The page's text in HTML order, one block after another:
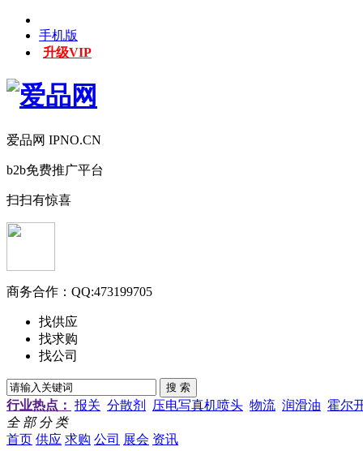
手机版
升级VIP
爱品网 IPNO.CN
b2b免费推广平台
扫扫有惊喜
商务合作： QQ:473199705
找供应
找求购
找公司
行业热点： 报关 分散剂 压电写真机喷头 物流 润滑油 霍尔
全 部 分 类
首页 供应 求购 公司 展会 资讯